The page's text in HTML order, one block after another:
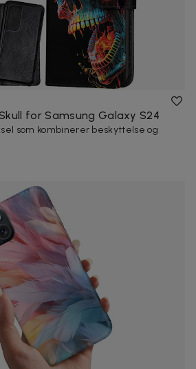
for Samsung Galaxy S24
som kombinerer beskyttelse og